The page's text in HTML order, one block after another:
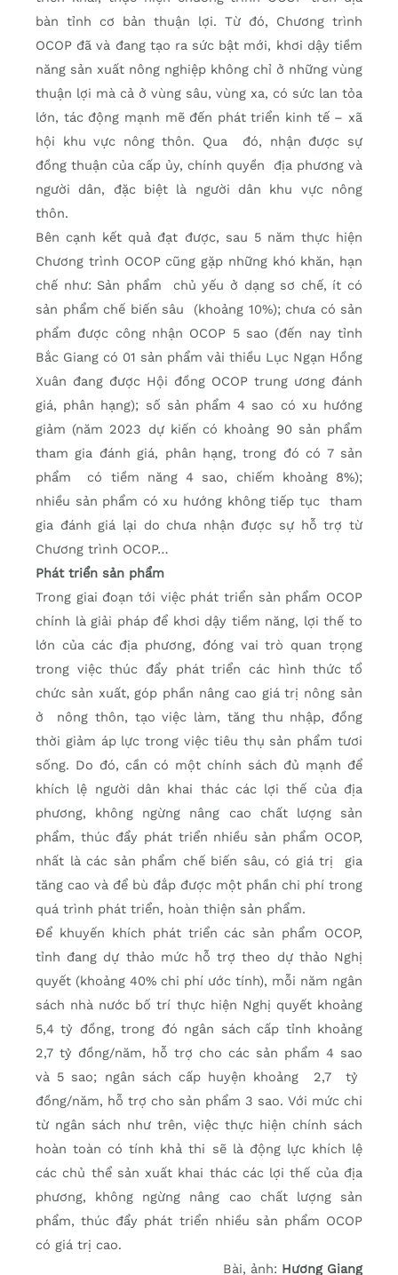
bàn tỉnh cơ bản thuận lợi. Từ đó, Chương trình
OCOP đã và đang tạo ra sức bật mới, khơi dậy tiềm
năng sản xuất nông nghiệp không chỉ ở những vùng
thuận lợi mà cả ở vùng sâu, vùng xa, có sức lan tỏa
lớn, tác động mạnh mẽ đến phát triển kinh tế – xã
hội khu vực nông thôn. Qua đó, nhận được sự
đồng thuận của cấp ủy, chính quyền địa phương và
người dân, đặc biệt là người dân khu vực nông
thôn.
Bên cạnh kết quả đạt được, sau 5 năm thực hiện
Chương trình OCOP cũng gặp những khó khăn, hạn
chế như: Sản phẩm chủ yếu ở dạng sơ chế, ít có
sản phẩm chế biến sâu (khoảng 10%); chưa có sản
phẩm được công nhận OCOP 5 sao (đến nay tỉnh
Bắc Giang có 01 sản phẩm vải thiều Lục Ngạn Hồng
Xuân đang được Hội đồng OCOP trung ương đánh
giá, phân hạng); số sản phẩm 4 sao có xu hướng
giảm (năm 2023 dự kiến có khoảng 90 sản phẩm
tham gia đánh giá, phân hạng, trong đó có 7 sản
phẩm có tiềm năng 4 sao, chiếm khoảng 8%);
nhiều sản phẩm có xu hướng không tiếp tục tham
gia đánh giá lại do chưa nhận được sự hỗ trợ từ
Chương trình OCOP…
Phát triển sản phẩm
Trong giai đoạn tới việc phát triển sản phẩm OCOP
chính là giải pháp để khơi dậy tiềm năng, lợi thế to
lớn của các địa phương, đóng vai trò quan trọng
trong việc thúc đẩy phát triển các hình thức tổ
chức sản xuất, góp phần nâng cao giá trị nông sản
ở nông thôn, tạo việc làm, tăng thu nhập, đồng
thời giảm áp lực trong việc tiêu thụ sản phẩm tươi
sống. Do đó, cần có một chính sách đủ mạnh để
khích lệ người dân khai thác các lợi thế của địa
phương, không ngừng nâng cao chất lượng sản
phẩm, thúc đẩy phát triển nhiều sản phẩm OCOP,
nhất là các sản phẩm chế biến sâu, có giá trị gia
tăng cao và để bù đắp được một phần chi phí trong
quá trình phát triển, hoàn thiện sản phẩm.
Để khuyến khích phát triển các sản phẩm OCOP,
tỉnh đang dự thảo mức hỗ trợ theo dự thảo Nghị
quyết (khoảng 40% chi phí ước tính), mỗi năm ngân
sách nhà nước bố trí thực hiện Nghị quyết khoảng
5,4 tỷ đồng, trong đó ngân sách cấp tỉnh khoảng
2,7 tỷ đồng/năm, hỗ trợ cho các sản phẩm 4 sao
và 5 sao; ngân sách cấp huyện khoảng 2,7 tỷ
đồng/năm, hỗ trợ cho sản phẩm 3 sao. Với mức chi
từ ngân sách như trên, việc thực hiện chính sách
hoàn toàn có tính khả thi sẽ là động lực khích lệ
các chủ thể sản xuất khai thác các lợi thế của địa
phương, không ngừng nâng cao chất lượng sản
phẩm, thúc đẩy phát triển nhiều sản phẩm OCOP
có giá trị cao.
Bài, ảnh: Hương Giang